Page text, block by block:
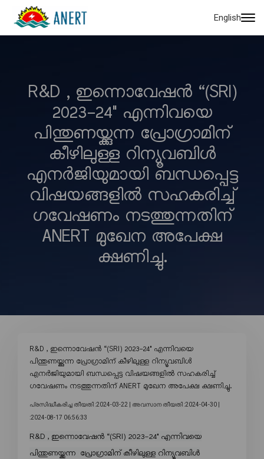
English
R&D , ഇന്നൊവേഷൻ “(SRI)
2023-24" എന്നിവയെ
പിന്തുണയ്ക്കുന്ന പ്രോഗ്രാമിന്
കീഴിലുള്ള റിന്യൂവബിൾ
എനർജിയുമായി ബന്ധപ്പെട്ട
വിഷയങ്ങളിൽ സഹകരിച്ച്
ഗവേഷണം നടത്തുന്നതിന്
ANERT മുഖേന അപേക്ഷ
ക്ഷണിച്ചു.
R&D , ഇന്നൊവേഷൻ “(SRI) 2023-24" എന്നിവയെ
പിന്തുണയ്ക്കുന്ന പ്രോഗ്രാമിന് കീഴിലുള്ള റിന്യൂവബിൾ
എനർജിയുമായി ബന്ധപ്പെട്ട വിഷയങ്ങളിൽ സഹകരിച്ച്
ഗവേഷണം നടത്തുന്നതിന് ANERT മുഖേന അപേക്ഷ ക്ഷണിച്ചു.
പ്രസിദ്ധീകരിച്ച തീയതി :2024-03-22 | അവസാന തീയതി :2024-04-30 |
:2024-08-17 06:56:33
R&D , ഇന്നൊവേഷൻ “(SRI) 2023-24" എന്നിവയെ
പിന്തുണയ്ക്കുന്ന പ്രോഗ്രാമിന് കീഴിലുള്ള റിന്യൂവബിൾ